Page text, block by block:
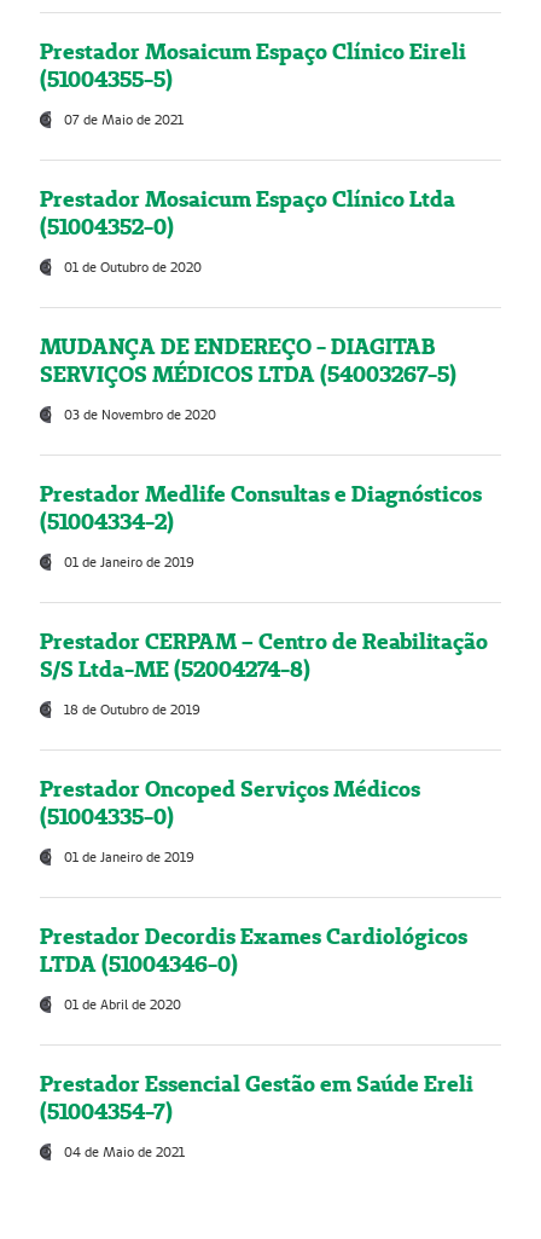
Prestador Mosaicum Espaço Clínico Eireli
(51004355-5)
07 de Maio de 2021
Prestador Mosaicum Espaço Clínico Ltda
(51004352-0)
01 de Outubro de 2020
MUDANÇA DE ENDEREÇO - DIAGITAB
SERVIÇOS MÉDICOS LTDA (54003267-5)
03 de Novembro de 2020
Prestador Medlife Consultas e Diagnósticos
(51004334-2)
01 de Janeiro de 2019
Prestador CERPAM – Centro de Reabilitação
S/S Ltda-ME (52004274-8)
18 de Outubro de 2019
Prestador Oncoped Serviços Médicos
(51004335-0)
01 de Janeiro de 2019
Prestador Decordis Exames Cardiológicos
LTDA (51004346-0)
01 de Abril de 2020
Prestador Essencial Gestão em Saúde Ereli
(51004354-7)
04 de Maio de 2021